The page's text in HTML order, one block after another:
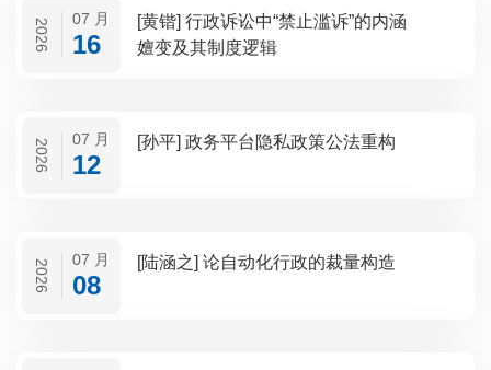
2026 07 月
16
[黄锴] 行政诉讼中“禁止滥诉”的内涵
嬗变及其制度逻辑
2026 07 月
12
[孙平] 政务平台隐私政策公法重构
2026 07 月
08
[陆涵之] 论自动化行政的裁量构造